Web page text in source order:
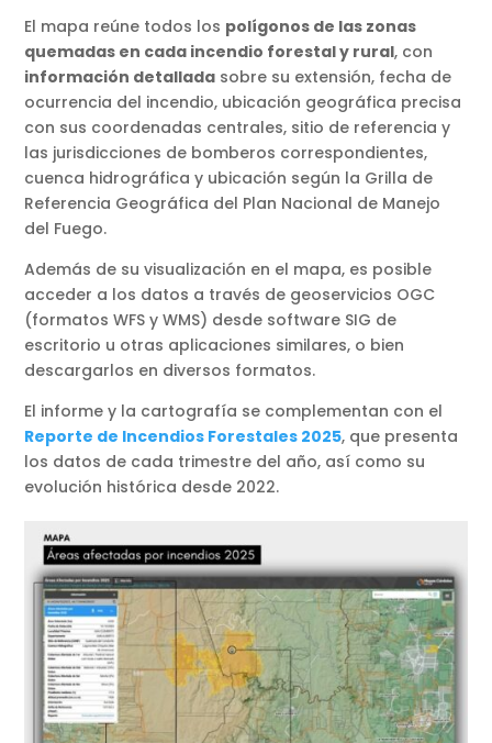
El mapa reúne todos los polígonos de las zonas
quemadas en cada incendio forestal y rural, con
información detallada sobre su extensión, fecha de
ocurrencia del incendio, ubicación geográfica precisa
con sus coordenadas centrales, sitio de referencia y
las jurisdicciones de bomberos correspondientes,
cuenca hidrográfica y ubicación según la Grilla de
Referencia Geográfica del Plan Nacional de Manejo
del Fuego.
Además de su visualización en el mapa, es posible
acceder a los datos a través de geoservicios OGC
(formatos WFS y WMS) desde software SIG de
escritorio u otras aplicaciones similares, o bien
descargarlos en diversos formatos.
El informe y la cartografía se complementan con el
Reporte de Incendios Forestales 2025, que presenta
los datos de cada trimestre del año, así como su
evolución histórica desde 2022.